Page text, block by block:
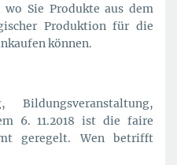
Sie Produkte aus dem
Produktion für die
können.
6. 11.2018 ist die faire
geregelt. Wen betrifft